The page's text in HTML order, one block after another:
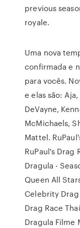
previous
royale.
Uma nova
confirmada e
para vocês.
e elas são:
DeVayne,
McMichaels,
Mattel.
RuPaul's Drag
Dragula -
Queen All
Celebrity
Drag Race
Dragula Filme